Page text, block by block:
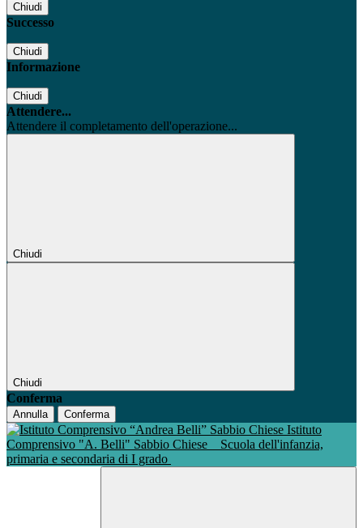
Chiudi
Successo
Chiudi
Informazione
Chiudi
Attendere...
Attendere il completamento dell'operazione...
Chiudi
Chiudi
Conferma
Annulla Conferma
Istituto
Comprensivo "A. Belli" Sabbio Chiese
Scuola dell'infanzia,
primaria e secondaria di I grado